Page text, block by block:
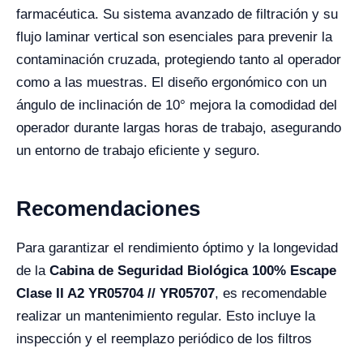
farmacéutica. Su sistema avanzado de filtración y su
flujo laminar vertical son esenciales para prevenir la
contaminación cruzada, protegiendo tanto al operador
como a las muestras. El diseño ergonómico con un
ángulo de inclinación de 10° mejora la comodidad del
operador durante largas horas de trabajo, asegurando
un entorno de trabajo eficiente y seguro.
Recomendaciones
Para garantizar el rendimiento óptimo y la longevidad
de la Cabina de Seguridad Biológica 100% Escape
Clase II A2 YR05704 // YR05707, es recomendable
realizar un mantenimiento regular. Esto incluye la
inspección y el reemplazo periódico de los filtros